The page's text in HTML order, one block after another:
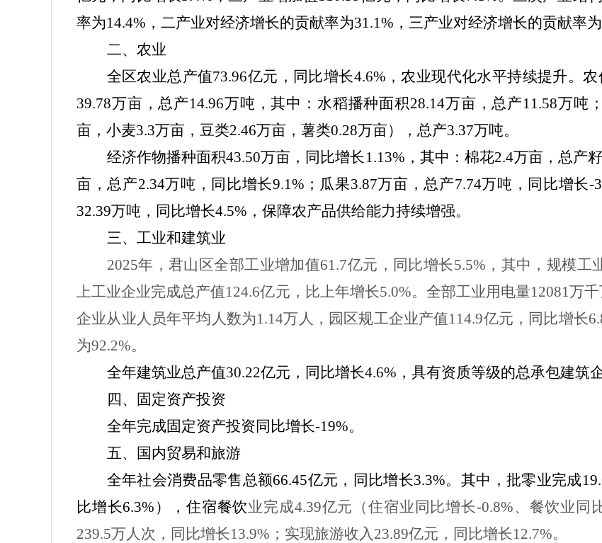
率为14.4% ，二产业对经济增长的贡献率为31.1% ，三产业对经济增长的贡献率为
二、农业
全区农业总产值73.96亿元，同比增长4.6% ，农业现代化水平持续提升。
39.78万亩，总产14.96万吨，其中：水稻播种面积28.14万亩，总产11.58万吨
亩，小麦3.3万亩，豆类2.46万亩，薯类0.28万亩），总产3.37万吨。
经济作物播种面积43.50万亩，同比增长1.13% ，其中：棉花2.4万亩，总产
亩，总产2.34万吨，同比增长9.1% ；瓜果3.87万亩，总产7.74万吨，同比增长-
32.39万吨，同比增长4.5% ，保障农产品供给能力持续增强。
三、工业和建筑业
2025年，君山区全部工业增加值61.7亿元，同比增长5.5% ，其中，规模工
上工业企业完成总产值124.6亿元，比上年增长5.0%。全部工业用电量12081万
企业从业人员年平均人数为1.14万人，园区规工企业产值114.9亿元，同比增长
为92.2%。
全年建筑业总产值30.22亿元，同比增长4.6% ，具有资质等级的总承包建筑
四、固定资产投资
全年完成固定资产投资同比增长-19%。
五、国内贸易和旅游
全年社会消费品零售总额66.45亿元，同比增长3.3%。其中，批零业完成
比增长6.3% ），住宿餐饮业完成4.39亿元（住宿业同比增长-0.8%、餐饮业同
239.5万人次，同比增长13.9% ；实现旅游收入23.89亿元，同比增长12.7%。